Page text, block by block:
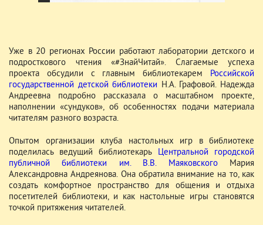
Уже в 20 регионах России работают лаборатории детского и
подросткового чтения «#ЗнайЧитай». Слагаемые успеха
проекта обсудили с главным библиотекарем Российской
государственной детской библиотеки Н.А. Графовой. Надежда
Андреевна подробно рассказала о масштабном проекте,
наполнении «сундуков», об особенностях подачи материала
читателям разного возраста.
Опытом организации клуба настольных игр в библиотеке
поделилась ведущий библиотекарь Центральной городской
публичной библиотеки им. В.В. МаяковскогоМария
Александровна Андреянова. Она обратила внимание на то, как
создать комфортное пространство для общения и отдыха
посетителей библиотеки, и как настольные игры становятся
точкой притяжения читателей.